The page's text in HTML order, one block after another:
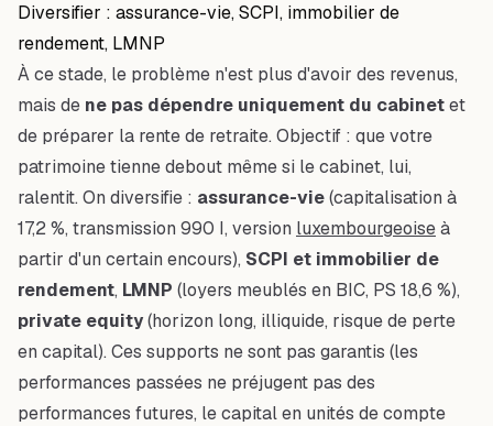
Diversifier : assurance-vie, SCPI, immobilier de
rendement, LMNP
À ce stade, le problème n'est plus d'avoir des revenus,
mais de ne pas dépendre uniquement du cabinetet
de préparer la rente de retraite. Objectif : que votre
patrimoine tienne debout même si le cabinet, lui,
ralentit. On diversifie : assurance-vie(capitalisation à
17,2 %, transmission 990 I, version luxembourgeoiseà
partir d'un certain encours), SCPI et immobilier de
rendement, LMNP (loyers meublés en BIC, PS 18,6 %),
private equity(horizon long, illiquide, risque de perte
en capital). Ces supports ne sont pas garantis (les
performances passées ne préjugent pas des
performances futures, le capital en unités de compte